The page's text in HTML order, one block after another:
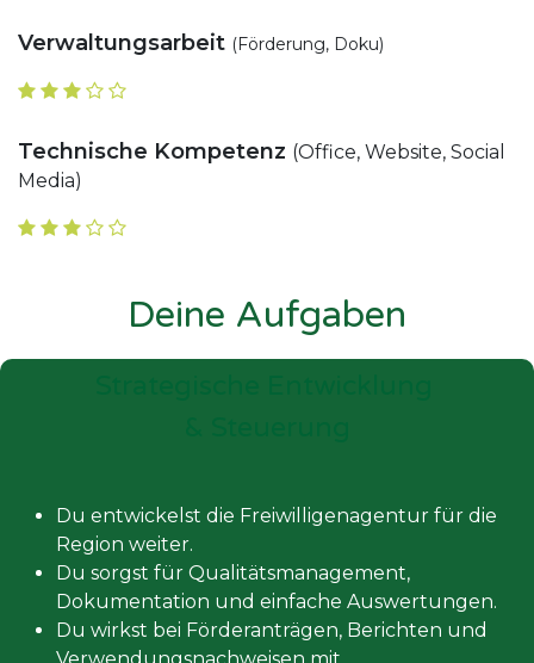
Verwaltungsarbeit (Förderung, Doku)
Technische Kompetenz (Office, Website, Social
Media)
Du entwickelst die Freiwilligenagentur für die
Region weiter.
Du sorgst für Qualitätsmanagement,
Dokumentation und einfache Auswertungen.
Du wirkst bei Förderanträgen, Berichten und
Deine Aufgaben